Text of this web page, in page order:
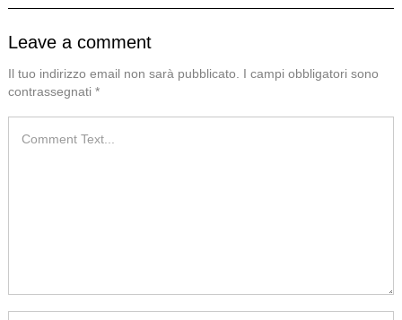
Leave a comment
Il tuo indirizzo email non sarà pubblicato.
I campi obbligatori sono
contrassegnati *